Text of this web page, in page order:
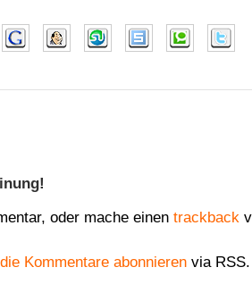
oder mache einen trackback
die Kommentare abonnieren via RSS.